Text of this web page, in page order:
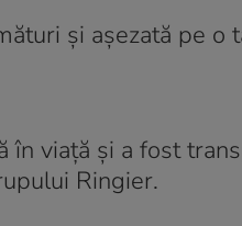
și așezată pe o
în viață și a fost
Ringier.